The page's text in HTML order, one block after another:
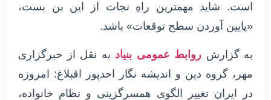
است. شاید مهمترین راهِ نجات از این بن بست،
«پایین آوردن سطح توقعات» باشد.
به گزارش روابط عمومی بنیاد به نقل از خبرگزاری
مهر، گروه دین و اندیشه نگار احدپور اقبلاغ: امروزه
در ایران تغییر الگوی همسرگزینی و نظام خانواده،